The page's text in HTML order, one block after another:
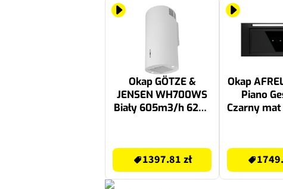
Okap GÖTZE &
JENSEN WH700WS
Biały 605m3/h 62dB
1397.81 zł
Okap
Piano
Czarny